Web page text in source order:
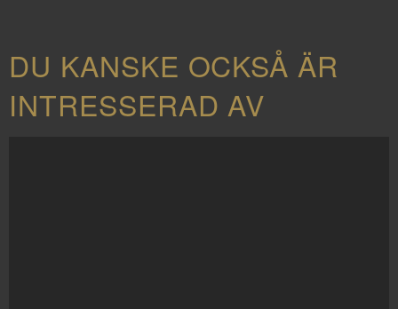
DU KANSKE OCKSÅ ÄR
INTRESSERAD AV